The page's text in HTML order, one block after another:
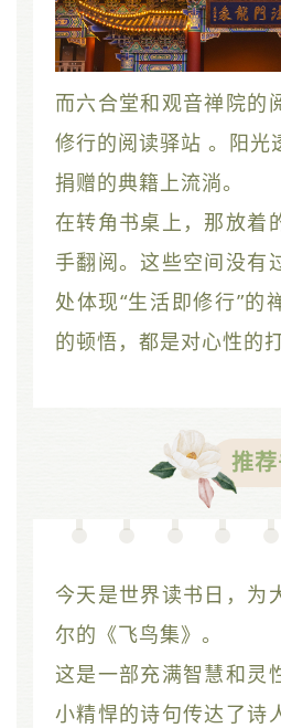
而六合堂和观音禅院的
修行的阅读驿站 。阳光
捐赠的典籍上流淌。
在转角书桌上，那放着
手翻阅。这些空间没有
处体现“生活即修行”的
的顿悟，都是对心性的打
推
今天是世界读书日，为
尔的《飞鸟集》。
这是一部充满智慧和灵
小精悍的诗句传达了诗